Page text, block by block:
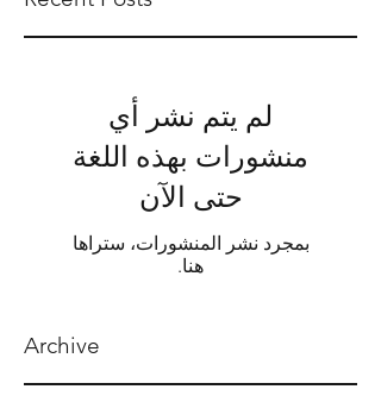
لم يتم نشر أي
منشورات بهذه اللغة
حتى الآن
بمجرد نشر المنشورات، ستراها
هنا.
Archive